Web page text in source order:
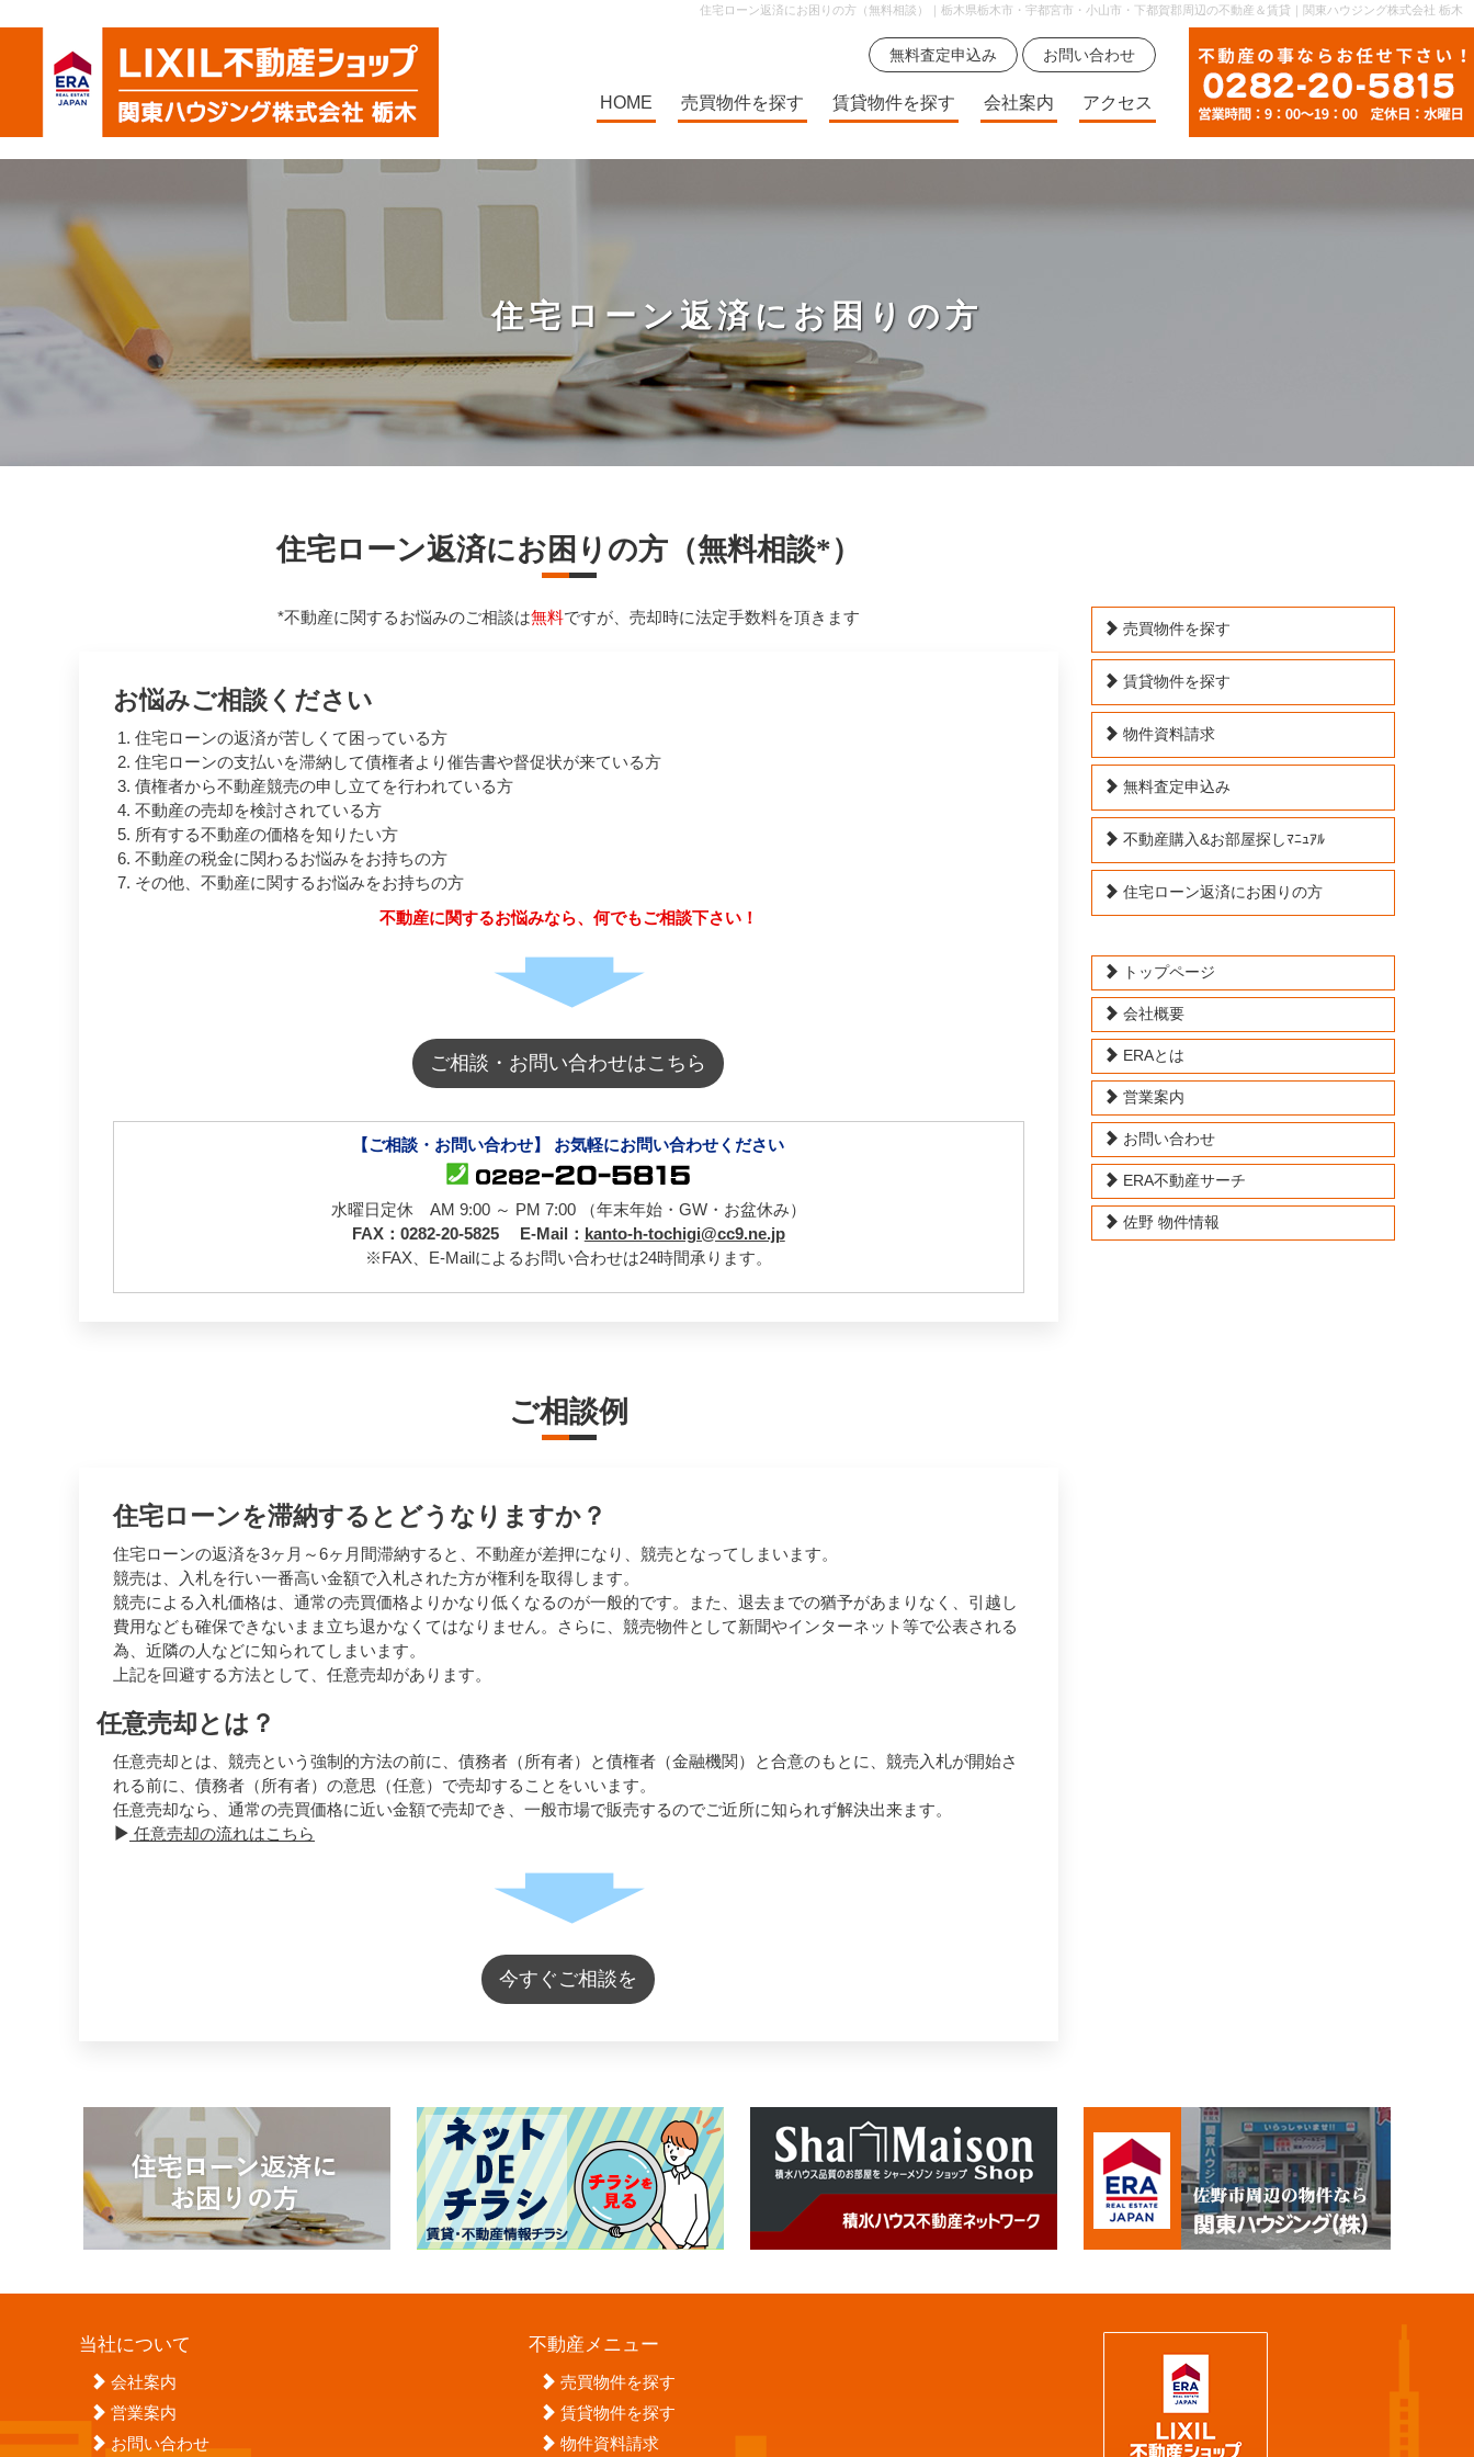
住宅ローン返済にお困りの方（無料相談）｜栃木県栃木市・宇都宮市・小山市・下都賀郡周辺の不動産＆賃貸｜関東ハウジング株式会社 栃木
無料査定申込み お問い合わせ
HOME 売買物件を探す 賃貸物件を探す 会社案内 アクセス
住宅ローン返済にお困りの方
住宅ローン返済にお困りの方（無料相談*）
*不動産に関するお悩みのご相談は無料ですが、売却時に法定手数料を頂きます
お悩みご相談ください
住宅ローンの返済が苦しくて困っている方
住宅ローンの支払いを滞納して債権者より催告書や督促状が来ている方
債権者から不動産競売の申し立てを行われている方
不動産の売却を検討されている方
所有する不動産の価格を知りたい方
不動産の税金に関わるお悩みをお持ちの方
その他、不動産に関するお悩みをお持ちの方
不動産に関するお悩みなら、何でもご相談下さい！
ご相談・お問い合わせはこちら
【ご相談・お問い合わせ】 お気軽にお問い合わせください
水曜日定休 AM 9:00 ～ PM 7:00 （年末年始・GW・お盆休み）
FAX：0282-20-5825 E-Mail： kanto-h-tochigi@cc9.ne.jp
※FAX、E-Mailによるお問い合わせは24時間承ります。
ご相談例
住宅ローンを滞納するとどうなりますか？
住宅ローンの返済を3ヶ月～6ヶ月間滞納すると、不動産が差押になり、競売となってしまいます。
競売は、入札を行い一番高い金額で入札された方が権利を取得します。
競売による入札価格は、通常の売買価格よりかなり低くなるのが一般的です。また、退去までの猶予があまりなく、引越し
費用なども確保できないまま立ち退かなくてはなりません。さらに、競売物件として新聞やインターネット等で公表される
為、近隣の人などに知られてしまいます。
上記を回避する方法として、任意売却があります。
任意売却とは？
任意売却とは、競売という強制的方法の前に、債務者（所有者）と債権者（金融機関）と合意のもとに、競売入札が開始さ
れる前に、債務者（所有者）の意思（任意）で売却することをいいます。
任意売却なら、通常の売買価格に近い金額で売却でき、一般市場で販売するのでご近所に知られず解決出来ます。
任意売却の流れはこちら
今すぐご相談を
売買物件を探す
賃貸物件を探す
物件資料請求
無料査定申込み
不動産購入&お部屋探しﾏﾆｭｱﾙ
住宅ローン返済にお困りの方
トップページ
会社概要
ERAとは
営業案内
お問い合わせ
ERA不動産サーチ
佐野 物件情報
当社について
会社案内
営業案内
お問い合わせ
不動産メニュー
売買物件を探す
賃貸物件を探す
物件資料請求